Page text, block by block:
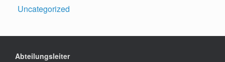
Uncategorized
Abteilungsleiter